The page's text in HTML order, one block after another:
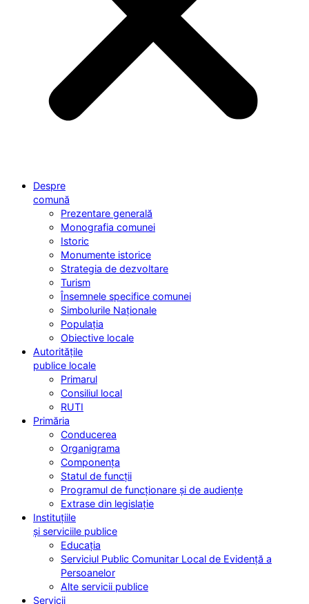
Despre
comună
Prezentare generală
Monografia comunei
Istoric
Monumente istorice
Strategia de dezvoltare
Turism
Însemnele specifice comunei
Simbolurile Naționale
Populația
Obiective locale
Autoritățile
publice locale
Primarul
Consiliul local
RUTI
Primăria
Conducerea
Organigrama
Componența
Statul de funcții
Programul de funcționare și de audiențe
Extrase din legislație
Instituțiile
și serviciile publice
Educația
Serviciul Public Comunitar Local de Evidență a
Persoanelor
Alte servicii publice
Servicii